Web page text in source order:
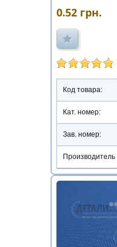
0.52 грн.
Код товара:
Кат. номер:
Зав. номер:
Производитель